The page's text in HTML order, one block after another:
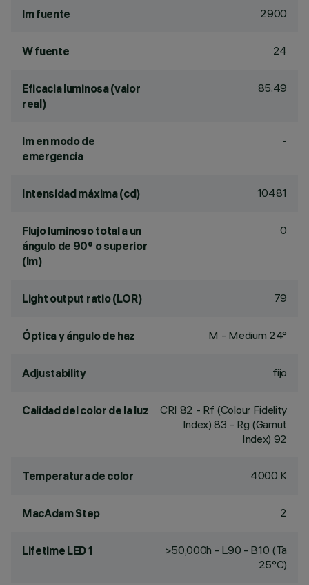
lm fuente 2900
W fuente 24
Eficacia luminosa (valor
real)
85.49
lm en modo de
emergencia
-
Intensidad máxima (cd) 10481
Flujo luminoso total a un
ángulo de 90° o superior
(lm)
0
Light output ratio (LOR) 79
Óptica y ángulo de haz M - Medium 24°
Adjustability fijo
Calidad del color de la luz CRI 82 - Rf (Colour Fidelity
Index) 83 - Rg (Gamut
Index) 92
Temperatura de color 4000 K
MacAdam Step 2
Lifetime LED 1
>50,000h - L90 - B10 (Ta
25°C)